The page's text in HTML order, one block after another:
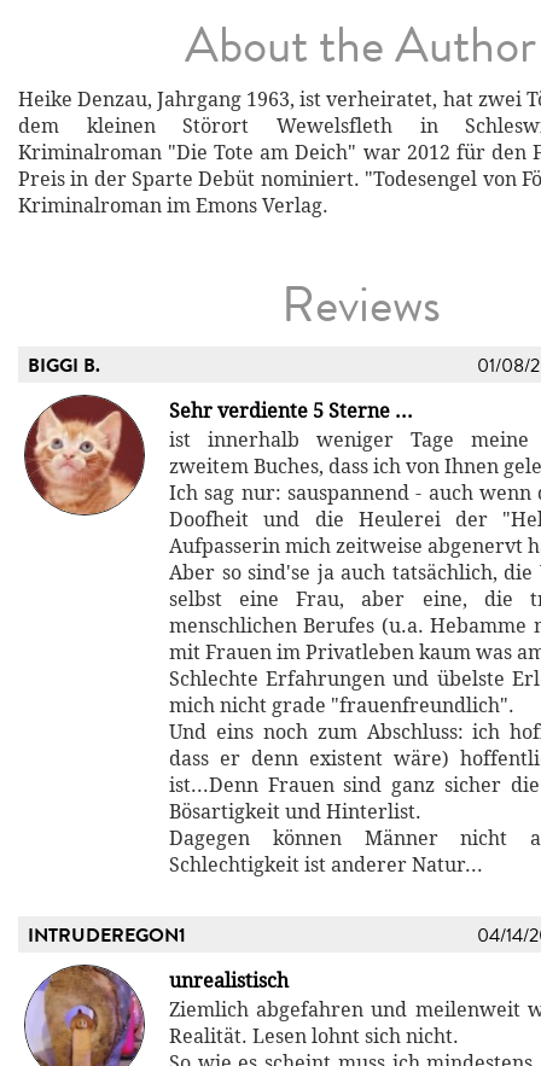
About the Author
Heike Denzau, Jahrgang 1963, ist verheiratet, hat zwei
dem kleinen Störort Wewelsfleth in
Kriminalroman "Die Tote am Deich" war 2012 für den
Preis in der Sparte Debüt nominiert. "Todesengel von
Kriminalroman im Emons Verlag.
Reviews
BIGGI B. 01/08/
Sehr verdiente 5 Sterne ...
ist innerhalb weniger Tage meine
zweitem Buches, dass ich von Ihnen
Ich sag nur: sauspannend - auch wenn
Doofheit und die Heulerei der
Aufpasserin mich zeitweise abgenervt
Aber so sind'se ja auch tatsächlich,
selbst eine Frau, aber eine, die
menschlichen Berufes (u.a. Hebamme
mit Frauen im Privatleben kaum was
Schlechte Erfahrungen und übelste
mich nicht grade "frauenfreundlich".
Und eins noch zum Abschluss: ich
dass er denn existent wäre)
ist...Denn Frauen sind ganz sicher
Bösartigkeit und Hinterlist.
Dagegen können Männer nicht
Schlechtigkeit ist anderer Natur...
INTRUDEREGON1 04/14/
unrealistisch
Ziemlich abgefahren und meilenweit
Realität. Lesen lohnt sich nicht.